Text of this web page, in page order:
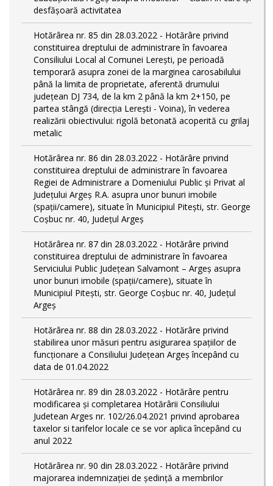
desfășoară activitatea
Hotărârea nr. 85 din 28.03.2022 - Hotărâre privind
constituirea dreptului de administrare în favoarea
Consiliului Local al Comunei Lerești, pe perioadă
temporară asupra zonei de la marginea carosabilului
până la limita de proprietate, aferentă drumului
județean DJ 734, de la km 2 până la km 2+150, pe
partea stângă (direcția Lerești - Voina), în vederea
realizării obiectivului: rigolă betonată acoperită cu grilaj
metalic
Hotărârea nr. 86 din 28.03.2022 - Hotărâre privind
constituirea dreptului de administrare în favoarea
Regiei de Administrare a Domeniului Public și Privat al
Județului Argeș R.A. asupra unor bunuri imobile
(spații/camere), situate în Municipiul Pitești, str. George
Coșbuc nr. 40, Județul Argeș
Hotărârea nr. 87 din 28.03.2022 - Hotărâre privind
constituirea dreptului de administrare în favoarea
Serviciului Public Județean Salvamont – Argeș asupra
unor bunuri imobile (spații/camere), situate în
Municipiul Pitești, str. George Coșbuc nr. 40, Județul
Argeș
Hotărârea nr. 88 din 28.03.2022 - Hotărâre privind
stabilirea unor măsuri pentru asigurarea spațiilor de
funcționare a Consiliului Județean Argeș începând cu
data de 01.04.2022
Hotărârea nr. 89 din 28.03.2022 - Hotărâre pentru
modificarea și completarea Hotărârii Consiliului
Judetean Arges nr. 102/26.04.2021 privind aprobarea
taxelor si tarifelor locale ce se vor aplica începând cu
anul 2022
Hotărârea nr. 90 din 28.03.2022 - Hotărâre privind
majorarea indemnizației de ședință a membrilor